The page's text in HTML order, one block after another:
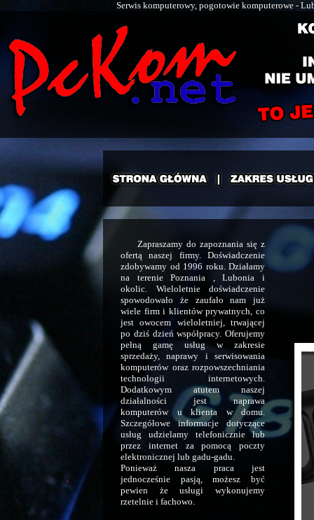
Serwis komputerowy, pogotowie komputerowe -
Zapraszamy do zapoznania się z
ofertą naszej firmy. Doświadczenie
zdobywamy od 1996 roku. Działamy
na terenie Poznania , Lubonia i
okolic. Wieloletnie doświadczenie
spowodowało że zaufało nam już
wiele firm i klientów prywatnych, co
jest owocem wieloletniej, trwającej
po dziś dzień współpracy. Oferujemy
pełną gamę usług w zakresie
sprzedaży, naprawy i serwisowania
komputerów oraz rozpowszechniania
technologii internetowych.
Dodatkowym atutem naszej
działalności jest naprawa
komputerów u klienta w domu.
Szczegółowe informacje dotyczące
usług udzielamy telefonicznie lub
przez internet za pomocą poczty
elektronicznej lub gadu-gadu.
Ponieważ nasza praca jest
jednocześnie pasją, możesz być
pewien że usługi wykonujemy
rzetelnie i fachowo.